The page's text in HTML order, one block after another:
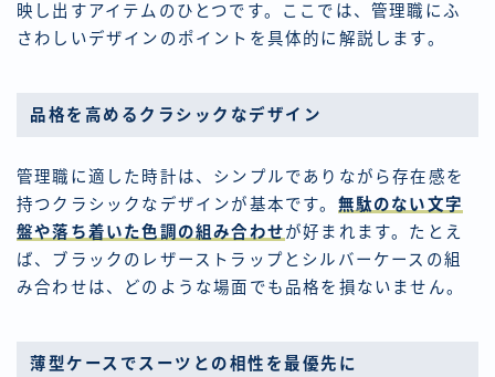
映し出すアイテムのひとつです。ここでは、管理職にふ
さわしいデザインのポイントを具体的に解説します。
品格を高めるクラシックなデザイン
管理職に適した時計は、シンプルでありながら存在感を
持つクラシックなデザインが基本です。 無駄のない文字
盤や落ち着いた色調の組み合わせが好まれます。たとえ
ば、ブラックのレザーストラップとシルバーケースの組
み合わせは、どのような場面でも品格を損ないません。
薄型ケースでスーツとの相性を最優先に